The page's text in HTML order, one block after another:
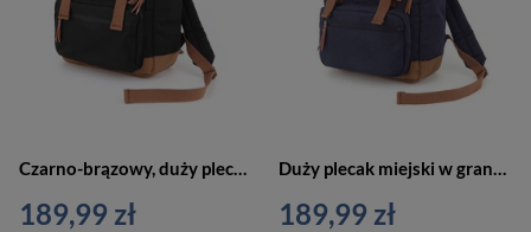
189,99 zł 189,99 zł